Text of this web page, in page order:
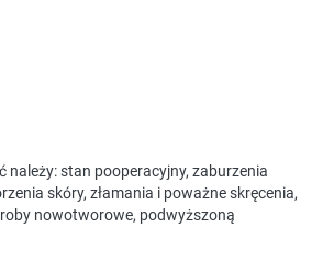
należy: stan pooperacyjny, zaburzenia
skóry, złamania i poważne skręcenia,
nowotworowe, podwyższoną